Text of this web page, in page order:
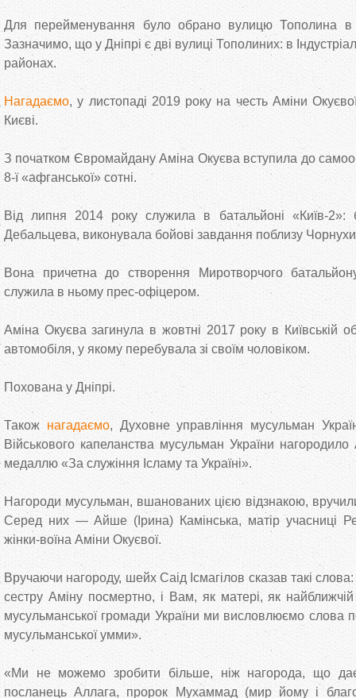
Для перейменування було обрано вулицю Тополина в
Зазначимо, що у Дніпрі є дві вулиці Тополиних: в
районах.
Нагадаємо, у листопаді 2019 року на честь Аміни
Києві.
З початком Євромайдану Аміна Окуєва вступила до
8-ї «афганської» сотні.
Від липня 2014 року служила в батальйоні «Київ-2»:
Дебальцева, виконувала бойові завдання поблизу
Вона причетна до створення Миротворчого
служила в ньому прес-офіцером.
Аміна Окуєва загинула в жовтні 2017 року в Київській
автомобіля, у якому перебувала зі своїм чоловіком.
Похована у Дніпрі.
Також нагадаємо, Духовне управління мусульман
Військового капеланства мусульман України
медаллю «За служіння Ісламу та Україні».
Нагороди мусульман, вшанованих цією відзнакою,
Серед них — Айше (Ірина) Камінська, матір учасниці
жінки-воїна Аміни Окуєвої.
Вручаючи нагороду, шейх Саід Ісмагілов сказав такі
сестру Аміну посмертно, і Вам, як матері, як
мусульманської громади України ми висловлюємо слова
мусульманської умми».
«Ми не можемо зробити більше, ніж нагорода, що
посланець Аллага, пророк Мухаммад (мир йому і